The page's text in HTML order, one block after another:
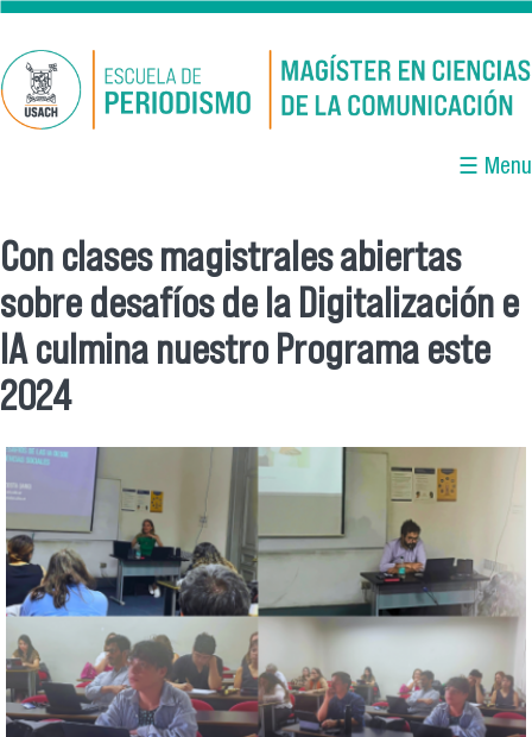
Pasar al contenido principal
☰ Menu
Se encuentra usted aquí
Con clases magistrales abiertas
sobre desafíos de la Digitalización e
IA culmina nuestro Programa este
2024